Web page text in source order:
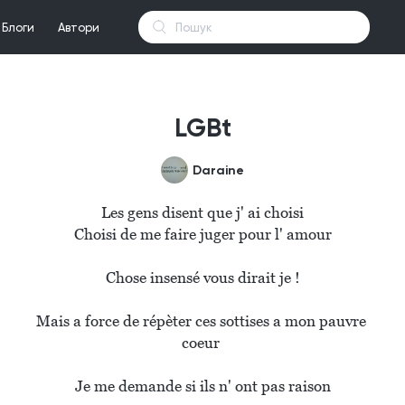
Блоги Автори
LGBt
Daraine
Les gens disent que j' ai choisi
Choisi de me faire juger pour l' amour
Chose insensé vous dirait je !
Mais a force de répèter ces sottises a mon pauvre
coeur
Je me demande si ils n' ont pas raison